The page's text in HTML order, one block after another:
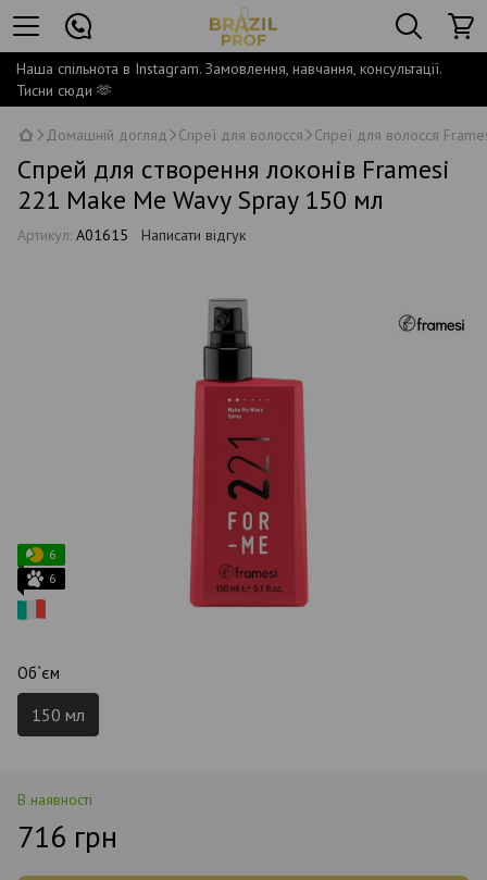
Наша спільнота в Instagram. Замовлення, навчання, консультації.
Тисни сюди 🫶
Домашній догляд Спреї для волосся Спреї для волосся
Спрей для створення локонів Framesi
221 Make Me Wavy Spray 150 мл
Артикул: A01615 Написати відгук
6
6
Об`єм
150 мл
В наявності
716 грн